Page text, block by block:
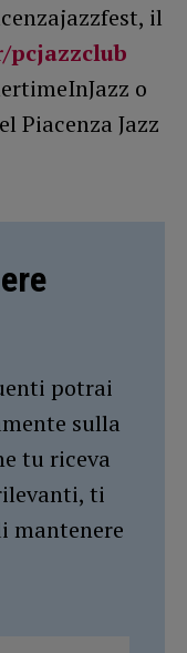
il
o
Piacenza Jazz
potrai
sulla
tu riceva
ti
mantenere